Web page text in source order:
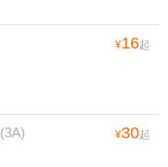
¥16起
(3A) ¥30起